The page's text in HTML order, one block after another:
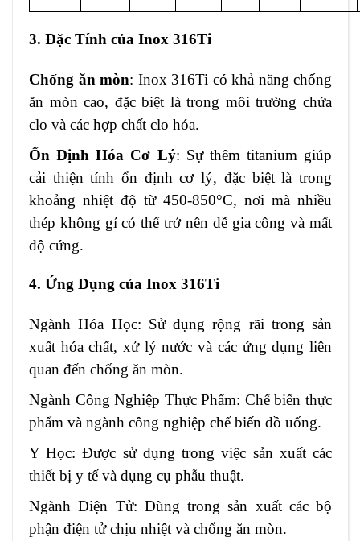
3. Đặc Tính của Inox 316Ti
Chống ăn mòn: Inox 316Ti có khả năng chống
ăn mòn cao, đặc biệt là trong môi trường chứa
clo và các hợp chất clo hóa.
Ổn Định Hóa Cơ Lý: Sự thêm titanium giúp
cải thiện tính ổn định cơ lý, đặc biệt là trong
khoảng nhiệt độ từ 450-850°C, nơi mà nhiều
thép không gỉ có thể trở nên dễ gia công và mất
độ cứng.
4. Ứng Dụng của Inox 316Ti
Ngành Hóa Học: Sử dụng rộng rãi trong sản
xuất hóa chất, xử lý nước và các ứng dụng liên
quan đến chống ăn mòn.
Ngành Công Nghiệp Thực Phẩm: Chế biến thực
phẩm và ngành công nghiệp chế biến đồ uống.
Y Học: Được sử dụng trong việc sản xuất các
thiết bị y tế và dụng cụ phẫu thuật.
Ngành Điện Tử: Dùng trong sản xuất các bộ
phận điện tử chịu nhiệt và chống ăn mòn.